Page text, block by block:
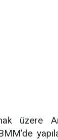
üzere